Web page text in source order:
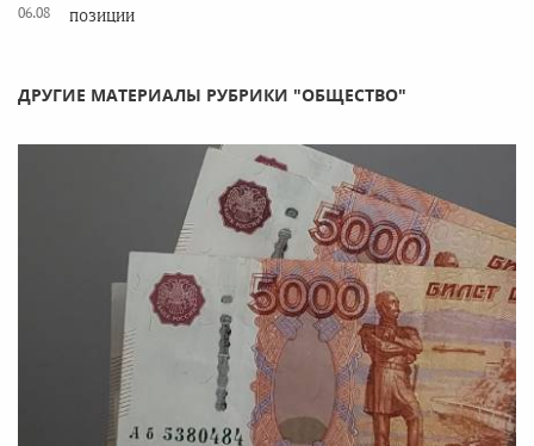
06.08
позиции
ДРУГИЕ МАТЕРИАЛЫ РУБРИКИ "ОБЩЕСТВО"